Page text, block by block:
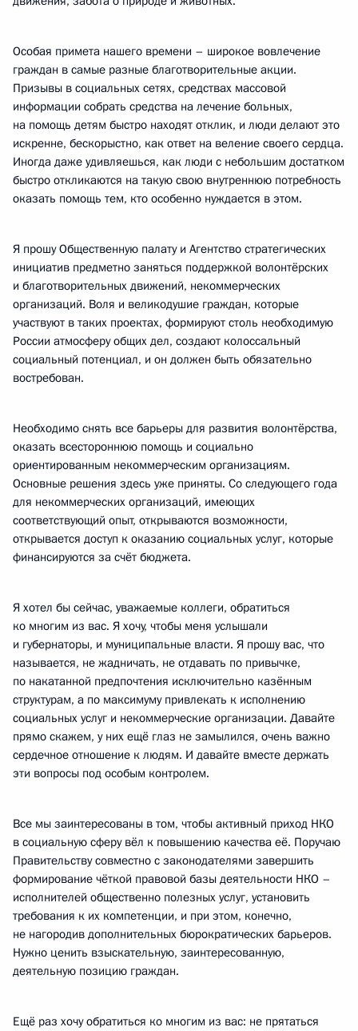
Особая примета нашего времени – широкое вовлечение
граждан в самые разные благотворительные акции.
Призывы в социальных сетях, средствах массовой
информации собрать средства на лечение больных,
на помощь детям быстро находят отклик, и люди делают это
искренне, бескорыстно, как ответ на веление своего сердца.
Иногда даже удивляешься, как люди с небольшим достатком
быстро откликаются на такую свою внутреннюю потребность
оказать помощь тем, кто особенно нуждается в этом.
Я прошу Общественную палату и Агентство стратегических
инициатив предметно заняться поддержкой волонтёрских
и благотворительных движений, некоммерческих
организаций. Воля и великодушие граждан, которые
участвуют в таких проектах, формируют столь необходимую
России атмосферу общих дел, создают колоссальный
социальный потенциал, и он должен быть обязательно
востребован.
Необходимо снять все барьеры для развития волонтёрства,
оказать всестороннюю помощь и социально
ориентированным некоммерческим организациям.
Основные решения здесь уже приняты. Со следующего года
для некоммерческих организаций, имеющих
соответствующий опыт, открываются возможности,
открывается доступ к оказанию социальных услуг, которые
финансируются за счёт бюджета.
Я хотел бы сейчас, уважаемые коллеги, обратиться
ко многим из вас. Я хочу, чтобы меня услышали
и губернаторы, и муниципальные власти. Я прошу вас, что
называется, не жадничать, не отдавать по привычке,
по накатанной предпочтения исключительно казённым
структурам, а по максимуму привлекать к исполнению
социальных услуг и некоммерческие организации. Давайте
прямо скажем, у них ещё глаз не замылился, очень важно
сердечное отношение к людям. И давайте вместе держать
эти вопросы под особым контролем.
Все мы заинтересованы в том, чтобы активный приход НКО
в социальную сферу вёл к повышению качества её. Поручаю
Правительству совместно с законодателями завершить
формирование чёткой правовой базы деятельности НКО –
исполнителей общественно полезных услуг, установить
требования к их компетенции, и при этом, конечно,
не нагородив дополнительных бюрократических барьеров.
Нужно ценить взыскательную, заинтересованную,
деятельную позицию граждан.
Ещё раз хочу обратиться ко многим из вас: не прятаться